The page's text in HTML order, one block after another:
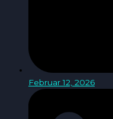
Februar 12, 2026